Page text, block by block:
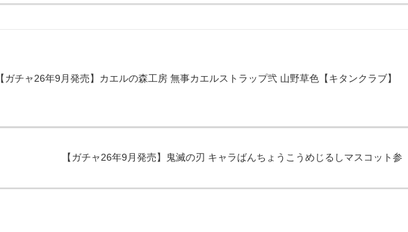
【ガチャ26年9月発売】カエルの森工房 無事カエルストラップ弐 山野草色【キタンクラブ】
【ガチャ26年9月発売】鬼滅の刃 キャラばんちょうこうめじるしマスコット参